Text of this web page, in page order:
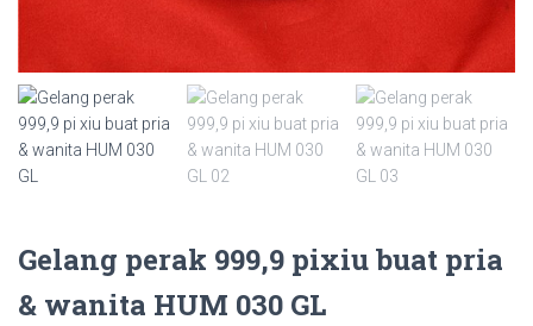
Gelang perak 999,9 pixiu buat pria
& wanita HUM 030 GL